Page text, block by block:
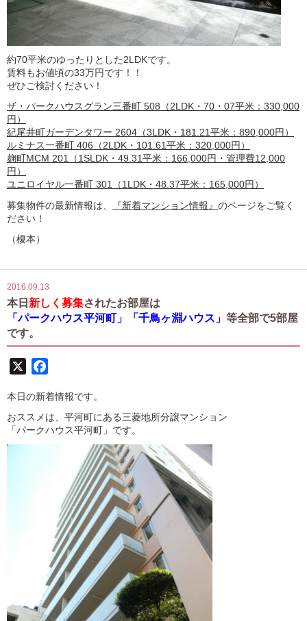
約70平米のゆったりとした2LDKです。
賃料もお値頃の33万円です！！
ぜひご検討ください！
ザ・パークハウスグラン三番町 508（2LDK・70・07平米：330,000
円）
紀尾井町ガーデンタワー 2604（3LDK・181.21平米：890,000円）
ルミナス一番町 406（2LDK・101.61平米：320,000円）
麹町MCM 201（1SLDK・49.31平米：166,000円・管理費12,000
円）
ユニロイヤル一番町 301（1LDK・48.37平米：165,000円）
募集物件の最新情報は、
『新着マンション情報』 のページをご覧く
ださい！
（榎本）
2016.09.13
本日 新しく募集されたお部屋は
「パークハウス平河町」「千鳥ヶ淵ハウス」 等全部で5部屋
です。
本日の新着情報です。
おススメは、平河町にある三菱地所分譲マンション
「パークハウス平河町」です。